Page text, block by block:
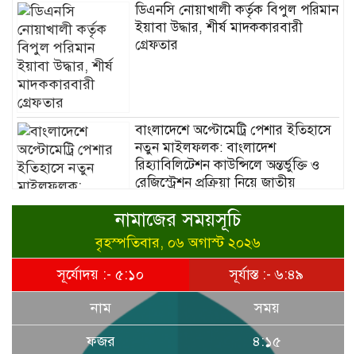
ডিএনসি নোয়াখালী কর্তৃক বিপুল পরিমান
ইয়াবা উদ্ধার, শীর্ষ মাদককারবারী
গ্রেফতার
বাংলাদেশে অপ্টোমেট্রি পেশার ইতিহাসে
নতুন মাইলফলক: বাংলাদেশ
রিহ্যাবিলিটেশন কাউন্সিলে অন্তর্ভুক্তি ও
রেজিস্ট্রেশন প্রক্রিয়া নিয়ে জাতীয়
ডিএনসি মৌলভীবাজার কর্তৃক ৪০০ পিস
নামাজের সময়সূচি
বৃহস্পতিবার, ০৬ অগাস্ট ২০২৬
সূর্যোদয় :- ৫:১০
সূর্যাস্ত :- ৬:৪৯
নাম
সময়
ফজর
৪:১৫